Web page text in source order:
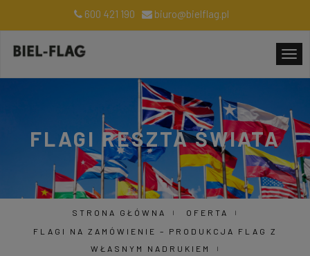
600 421 190 biuro@bielflag.pl
FLAGI RESZTA ŚWIATA
STRONA GŁÓWNA
OFERTA
FLAGI NA ZAMÓWIENIE – PRODUKCJA FLAG Z
WŁASNYM NADRUKIEM